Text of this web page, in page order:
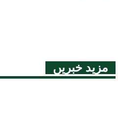
مزید خبریں